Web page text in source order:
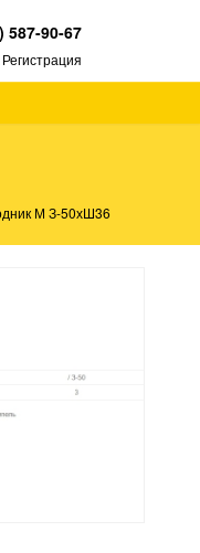
587-90-67
М З-50хШ36